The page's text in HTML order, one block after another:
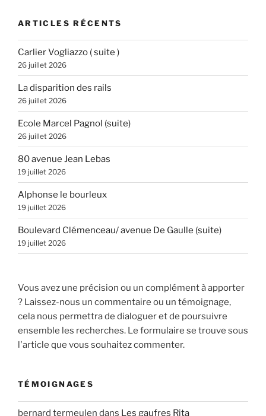
ARTICLES RÉCENTS
Carlier Vogliazzo ( suite )
26 juillet 2026
La disparition des rails
26 juillet 2026
Ecole Marcel Pagnol (suite)
26 juillet 2026
80 avenue Jean Lebas
19 juillet 2026
Alphonse le bourleux
19 juillet 2026
Boulevard Clémenceau/ avenue De Gaulle (suite)
19 juillet 2026
Vous avez une précision ou un complément à apporter
? Laissez-nous un commentaire ou un témoignage,
cela nous permettra de dialoguer et de poursuivre
ensemble les recherches. Le formulaire se trouve sous
l'article que vous souhaitez commenter.
TÉMOIGNAGES
bernard termeulen dans Les gaufres Rita